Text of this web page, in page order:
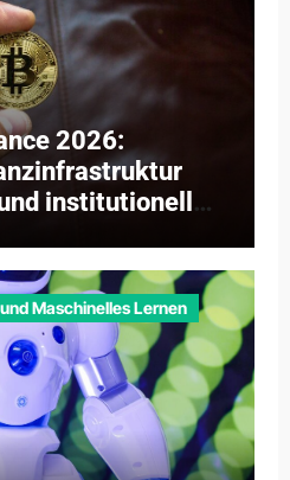
2026:
institutioneller
Maschinelles Lernen